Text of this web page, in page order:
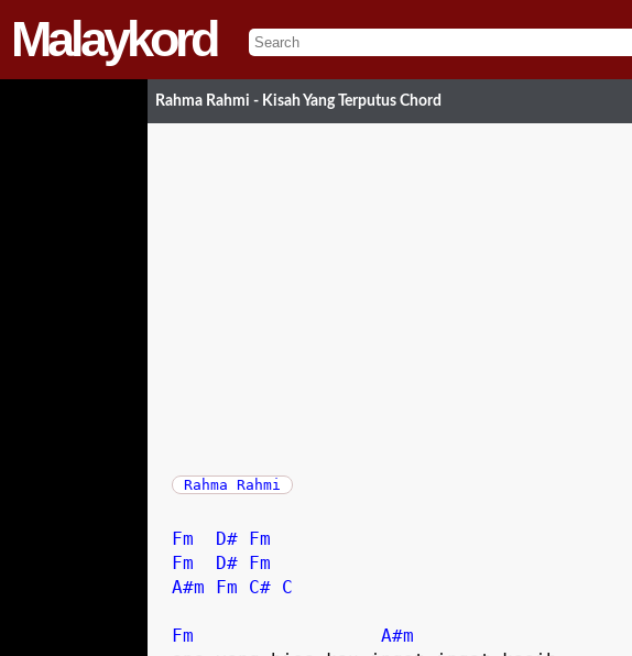
Malaykord
Rahma Rahmi - Kisah Yang Terputus Chord
Rahma Rahmi
Fm D# Fm
Fm
D# Fm
A#m
Fm C# C
Fm
A#m